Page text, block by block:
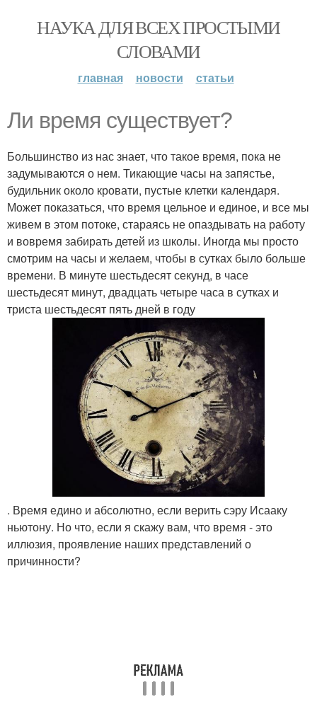
НАУКА ДЛЯ ВСЕХ ПРОСТЫМИ
СЛОВАМИ
главная новости статьи
Ли время существует?
Большинство из нас знает, что такое время, пока не
задумываются о нем. Тикающие часы на запястье,
будильник около кровати, пустые клетки календаря.
Может показаться, что время цельное и единое, и все мы
живем в этом потоке, стараясь не опаздывать на работу
и вовремя забирать детей из школы. Иногда мы просто
смотрим на часы и желаем, чтобы в сутках было больше
времени. В минуте шестьдесят секунд, в часе
шестьдесят минут, двадцать четыре часа в сутках и
триста шестьдесят пять дней в году
. Время едино и абсолютно, если верить сэру Исааку
ньютону. Но что, если я скажу вам, что время - это
иллюзия, проявление наших представлений о
причинности?